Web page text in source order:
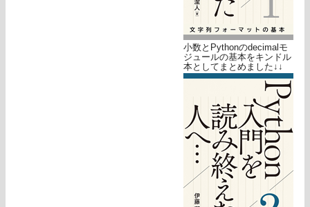
小数とPythonのdecimalモ
ジュールの基本をキンドル
本としてまとめました↓↓